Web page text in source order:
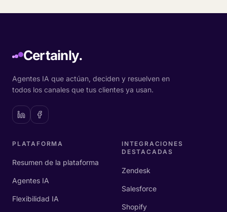
Certainly.
Agentes IA que actúan, deciden y resuelven en
todos los canales que tus clientes ya usan.
PLATAFORMA
Resumen de la plataforma
Agentes IA
Flexibilidad IA
INTEGRACIONES
DESTACADAS
Zendesk
Salesforce
Shopify